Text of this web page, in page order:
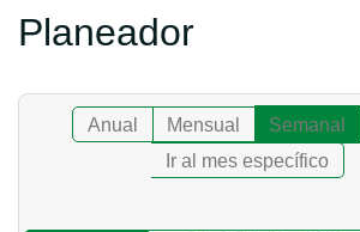
Planeador
Anual Mensual Semanal
Ir al mes específico